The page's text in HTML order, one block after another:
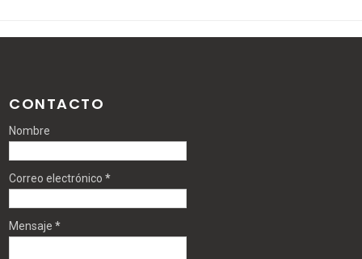
CONTACTO
Nombre
Correo electrónico*
Mensaje*